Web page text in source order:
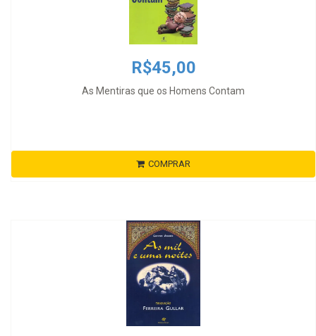
R$45,00
As Mentiras que os Homens Contam
COMPRAR